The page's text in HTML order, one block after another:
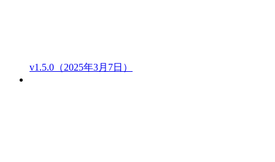
v1.5.0（2025年3月7日）